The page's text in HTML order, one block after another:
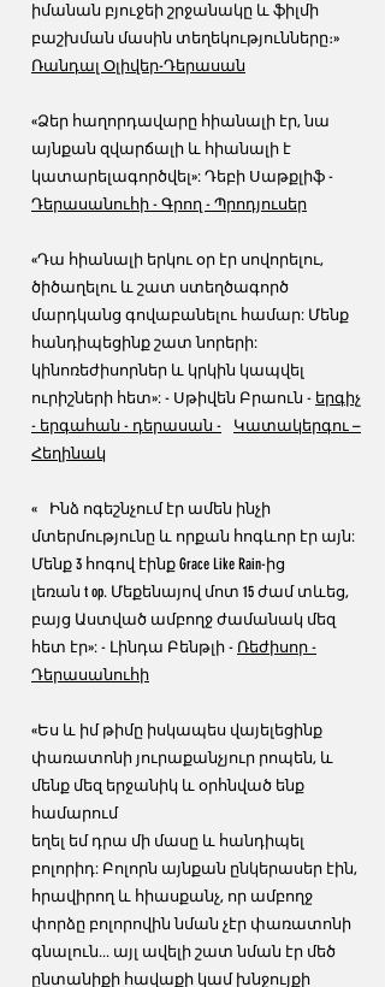
իմանան բյուջեի շրջանակը և ֆիլմի
բաշխման մասին տեղեկությունները։»
Ռանդալ Օլիվեր-Դերասան
«Ձեր հաղորդավարը հիանալի էր, նա
այնքան զվարճալի և հիանալի է
կատարելագործվել»: Դեբի Սաթքլիֆ -
Դերասանուհի - Գրող - Պրոդյուսեր
«Դա հիանալի երկու օր էր սովորելու,
ծիծաղելու և շատ ստեղծագործ
մարդկանց գովաբանելու համար: Մենք
հանդիպեցինք շատ նորերի:
կինոռեժիսորներ և կրկին կապվել
ուրիշների հետ»: - Սթիվեն Բրաուն - երգիչ
- երգահան - դերասան -
Կատակերգու –
Հեղինակ
«
Ինձ ոգեշնչում էր ամեն ինչի
մտերմությունը և որքան հոգևոր էր այն:
Մենք 3 հոգով էինք Grace Like Rain-ից
լեռան t op. Մեքենայով մոտ 15 ժամ տևեց,
բայց Աստված ամբողջ ժամանակ մեզ
հետ էր»: - Լինդա Բենթլի - Ռեժիսոր -
Դերասանուհի
«Ես և իմ թիմը իսկապես վայելեցինք
փառատոնի յուրաքանչյուր րոպեն, և
մենք մեզ երջանիկ և օրհնված ենք
համարում
եղել եմ դրա մի մասը և հանդիպել
բոլորիդ: Բոլորն այնքան ընկերասեր էին,
հրավիրող և հիասքանչ, որ ամբողջ
փորձը բոլորովին նման չէր փառատոնի
գնալուն... այլ ավելի շատ նման էր մեծ
ընտանիքի հավաքի կամ խնջույքի